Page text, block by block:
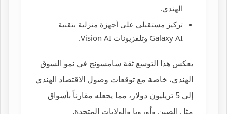
الهندي.
تركيز مستقبلي على أجهزة منزلية بتقنية
Galaxy AI وتلفزيونات Vision AI.
يعكس هذا التوسع ثقة سامسونج في نمو السوق
الهندي، خاصة مع توقعات وصول الاقتصاد الهندي
إلى 5 تريليون دولار، مما يجعله مقارناً بأسواق
مثل الصين وأوروبا والولايات المتحدة.